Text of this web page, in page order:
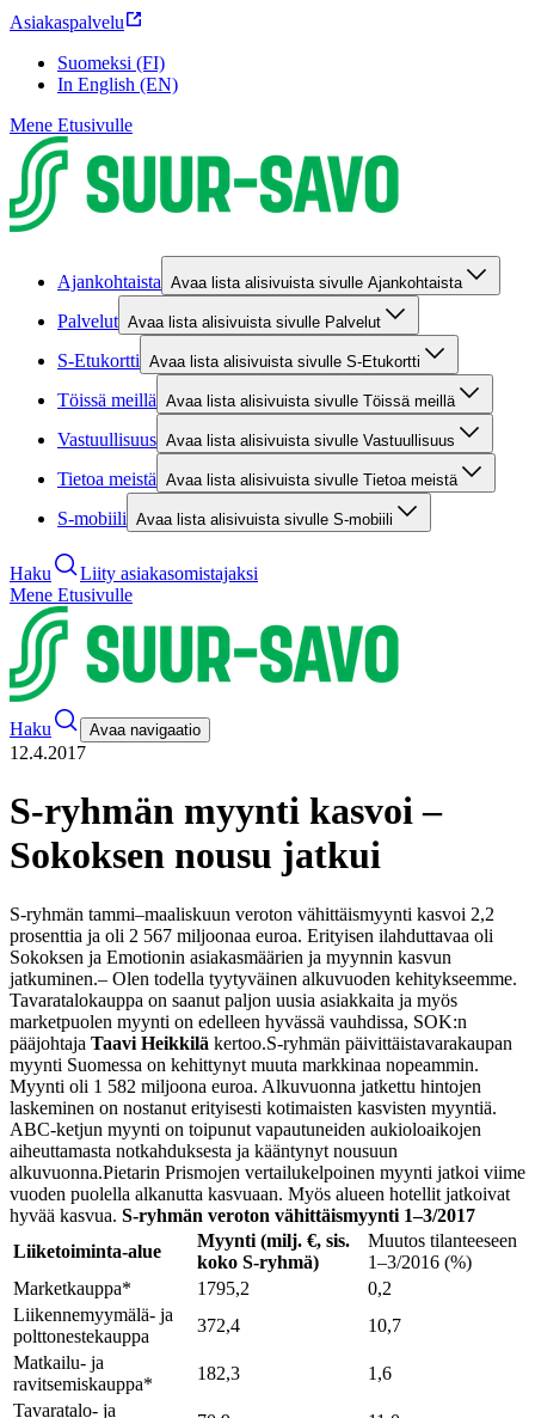
Asiakaspalvelu
Suomeksi (FI)
In English (EN)
Mene Etusivulle
Ajankohtaista Avaa lista alisivuista sivulle Ajankohtaista
Palvelut Avaa lista alisivuista sivulle Palvelut
S-Etukortti Avaa lista alisivuista sivulle S-Etukortti
Töissä meillä Avaa lista alisivuista sivulle Töissä meillä
Vastuullisuus Avaa lista alisivuista sivulle Vastuullisuus
Tietoa meistä Avaa lista alisivuista sivulle Tietoa meistä
S-mobiili Avaa lista alisivuista sivulle S-mobiili
Haku
Liity asiakasomistajaksi
Mene Etusivulle
Haku Avaa navigaatio
12.4.2017
S-ryhmän myynti kasvoi –
Sokoksen nousu jatkui
S-ryhmän tammi–maaliskuun veroton vähittäismyynti kasvoi 2,2
prosenttia ja oli 2 567 miljoonaa euroa. Erityisen ilahduttavaa oli
Sokoksen ja Emotionin asiakasmäärien ja myynnin kasvun
jatkuminen.– Olen todella tyytyväinen alkuvuoden kehitykseemme.
Tavaratalokauppa on saanut paljon uusia asiakkaita ja myös
marketpuolen myynti on edelleen hyvässä vauhdissa, SOK:n
pääjohtaja Taavi Heikkilä kertoo.S-ryhmän päivittäistavarakaupan
myynti Suomessa on kehittynyt muuta markkinaa nopeammin.
Myynti oli 1 582 miljoona euroa. Alkuvuonna jatkettu hintojen
laskeminen on nostanut erityisesti kotimaisten kasvisten myyntiä.
ABC-ketjun myynti on toipunut vapautuneiden aukioloaikojen
aiheuttamasta notkahduksesta ja kääntynyt nousuun
alkuvuonna.Pietarin Prismojen vertailukelpoinen myynti jatkoi viime
vuoden puolella alkanutta kasvuaan. Myös alueen hotellit jatkoivat
hyvää kasvua. S-ryhmän veroton vähittäismyynti 1–3/2017
Liiketoiminta-alue
Myynti (milj. €, sis.
koko S-ryhmä)
Muutos tilanteeseen
1–3/2016 (%)
Marketkauppa*
1795,2
0,2
Liikennemyymälä- ja
polttonestekauppa
372,4
10,7
Matkailu- ja
ravitsemiskauppa*
182,3
1,6
Tavaratalo- ja